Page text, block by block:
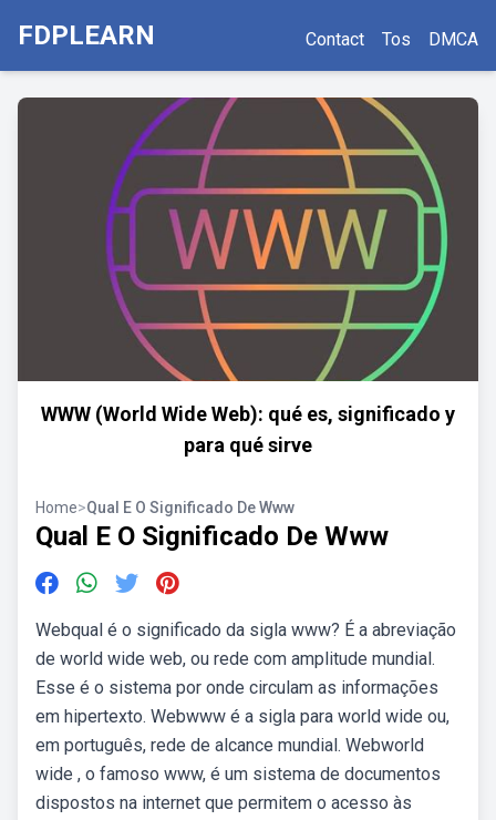
FDPLEARN Contact Tos DMCA
WWW (World Wide Web): qué es, significado y
para qué sirve
Home>Qual E O Significado De Www
Qual E O Significado De Www
Webqual é o significado da sigla www? É a abreviação
de world wide web, ou rede com amplitude mundial.
Esse é o sistema por onde circulam as informações
em hipertexto. Webwww é a sigla para world wide ou,
em português, rede de alcance mundial. Webworld
wide , o famoso www, é um sistema de documentos
dispostos na internet que permitem o acesso às